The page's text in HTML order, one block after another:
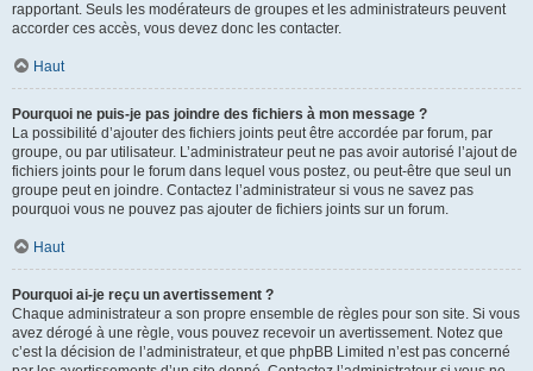
rapportant. Seuls les modérateurs de groupes et les administrateurs peuvent
accorder ces accès, vous devez donc les contacter.
Haut
Pourquoi ne puis-je pas joindre des fichiers à mon message ?
La possibilité d’ajouter des fichiers joints peut être accordée par forum, par
groupe, ou par utilisateur. L’administrateur peut ne pas avoir autorisé l’ajout de
fichiers joints pour le forum dans lequel vous postez, ou peut-être que seul un
groupe peut en joindre. Contactez l’administrateur si vous ne savez pas
pourquoi vous ne pouvez pas ajouter de fichiers joints sur un forum.
Haut
Pourquoi ai-je reçu un avertissement ?
Chaque administrateur a son propre ensemble de règles pour son site. Si vous
avez dérogé à une règle, vous pouvez recevoir un avertissement. Notez que
c’est la décision de l’administrateur, et que phpBB Limited n’est pas concerné